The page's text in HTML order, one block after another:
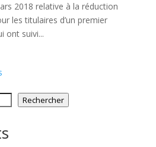
2018 relative à la réduction
les titulaires d’un premier
ont suivi...
Rechercher